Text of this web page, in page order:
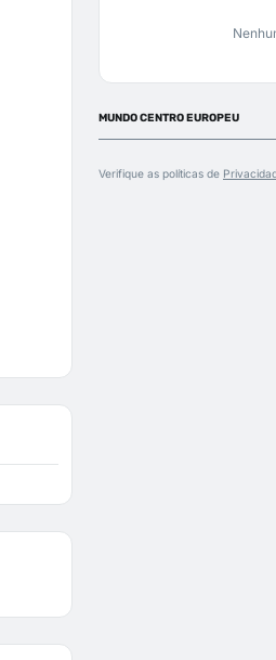
MUNDO CENTRO EUROPEU
Verifique as políticas de